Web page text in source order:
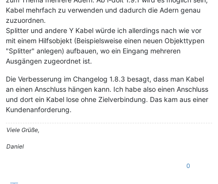
Kabel mehrfach zu verwenden und dadurch die Adern genau
zuzuordnen.
Splitter und andere Y Kabel würde ich allerdings nach wie vor
mit einem Hilfsobjekt (Beispielsweise einen neuen Objekttypen
"Splitter" anlegen) aufbauen, wo ein Eingang mehreren
Ausgängen zugeordnet ist.
Die Verbesserung im Changelog 1.8.3 besagt, dass man Kabel
an einen Anschluss hängen kann. Ich habe also einen Anschluss
und dort ein Kabel lose ohne Zielverbindung. Das kam aus einer
Kundenanforderung.
Viele Grüße,
Daniel
0